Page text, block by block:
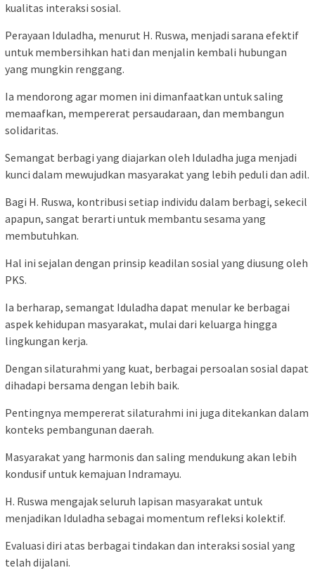
kualitas interaksi sosial.
Perayaan Iduladha, menurut H. Ruswa, menjadi sarana efektif
untuk membersihkan hati dan menjalin kembali hubungan
yang mungkin renggang.
Ia mendorong agar momen ini dimanfaatkan untuk saling
memaafkan, mempererat persaudaraan, dan membangun
solidaritas.
Semangat berbagi yang diajarkan oleh Iduladha juga menjadi
kunci dalam mewujudkan masyarakat yang lebih peduli dan adil.
Bagi H. Ruswa, kontribusi setiap individu dalam berbagi, sekecil
apapun, sangat berarti untuk membantu sesama yang
membutuhkan.
Hal ini sejalan dengan prinsip keadilan sosial yang diusung oleh
PKS.
Ia berharap, semangat Iduladha dapat menular ke berbagai
aspek kehidupan masyarakat, mulai dari keluarga hingga
lingkungan kerja.
Dengan silaturahmi yang kuat, berbagai persoalan sosial dapat
dihadapi bersama dengan lebih baik.
Pentingnya mempererat silaturahmi ini juga ditekankan dalam
konteks pembangunan daerah.
Masyarakat yang harmonis dan saling mendukung akan lebih
kondusif untuk kemajuan Indramayu.
H. Ruswa mengajak seluruh lapisan masyarakat untuk
menjadikan Iduladha sebagai momentum refleksi kolektif.
Evaluasi diri atas berbagai tindakan dan interaksi sosial yang
telah dijalani.